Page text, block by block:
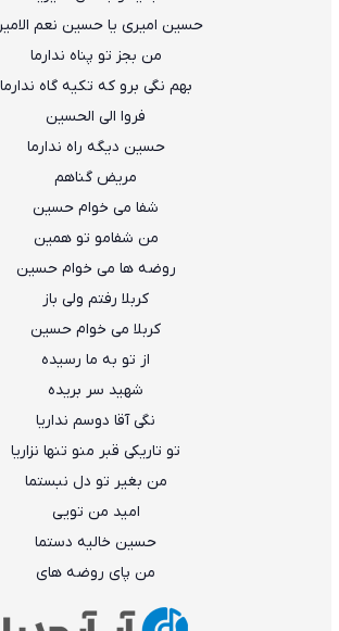
حسین امیری یا حسین نعم
من بجز تو پناه ندارما
بهم نگی برو که تکیه گاه ندارما
فروا الی الحسین
حسین دیگه راه ندارما
مریض گناهم
شفا می خوام حسین
من شفامو تو همین
روضه ها می خوام حسین
کربلا رفتم ولی باز
کربلا می خوام حسین
از تو به ما رسیده
شهید سر بریده
نگی آقا دوسم نداریا
تو تاریکی قبر منو تنها نزاریا
من بغیر تو دل نبستما
امید من تویی
حسین خالیه دستما
من پای روضه های